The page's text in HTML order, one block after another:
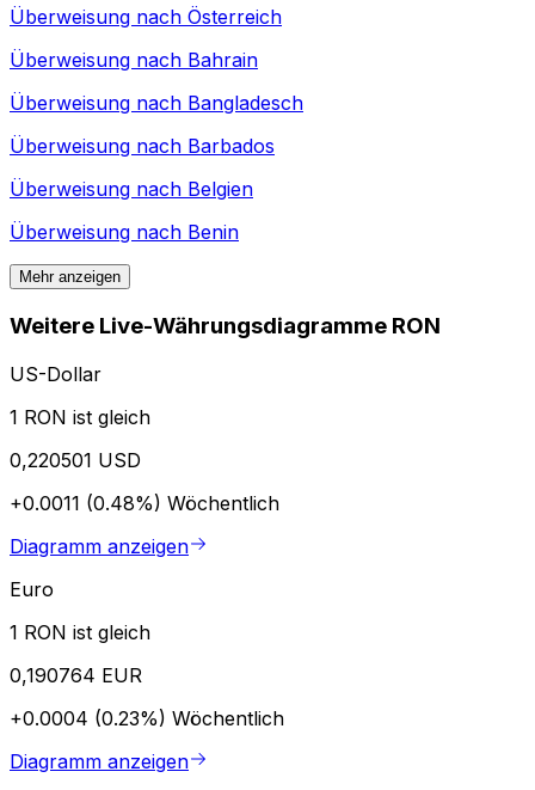
Überweisung nach Österreich
Überweisung nach Bahrain
Überweisung nach Bangladesch
Überweisung nach Barbados
Überweisung nach Belgien
Überweisung nach Benin
Mehr anzeigen
Weitere Live-Währungsdiagramme RON
US-Dollar
1 RON ist gleich
0,220501 USD
+0.0011 (0.48%) Wöchentlich
Diagramm anzeigen
Euro
1 RON ist gleich
0,190764 EUR
+0.0004 (0.23%) Wöchentlich
Diagramm anzeigen